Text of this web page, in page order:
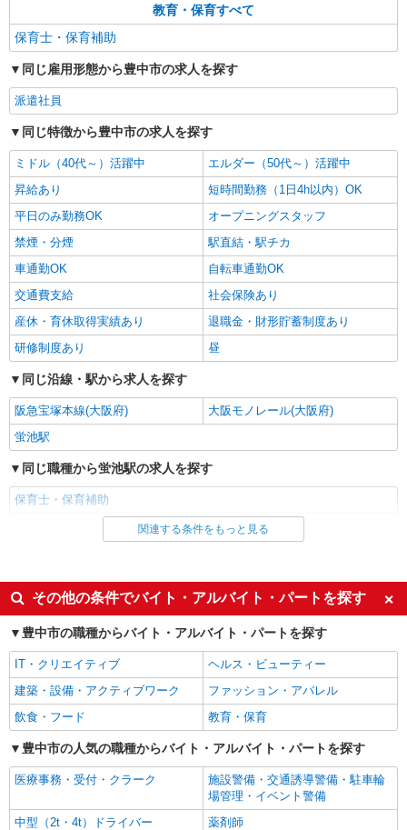
数、ご経験等により考慮 ※給与幅は経験・能力に
よる大阪府豊中市螢池中町3
キープ
正社員
ゆたか保育園
保育士
月給253,100円〜260,600円 ※見込年収
3,669,950円からとモチベーションアップ！ 【内
訳】 ・基本給215,000円〜222,500円 ・特別手当
5,000円〜5,000円 ・処遇改善加算手当23,100円〜
23,100円 ・時差勤務手当10,000円〜10,000円 【そ
の他の手当】 ・時間外手当（発生した場合） ・キ
ャリアアップ手当（研修やキャリアに応じて5,000
円〜39,000円）
大阪府豊中市中桜塚2-29-31
キープ 詳細を見る
派遣社員
セントスタッフ株式会社 大阪支店（10315)
保育士
時給1,300円〜1,600円＋交通費支給 ※勤務日
数、ご経験等により考慮 ※給与幅は経験・能力に
よる大阪府豊中市庄内幸町5
派遣社員
セントスタッフ株式会社 大阪支店（13045)
保育士
時給1,300円〜1,600円＋交通費支給 ※勤務日
キープ 詳細を見る
派遣社員
セントスタッフ株式会社 大阪支店（14844)
保育士
時給1,300円〜1,600円＋交通費支給 ※勤務日
よる
詳細を見る
教育・保育すべて
保育士・保育補助
同じ雇用形態から豊中市の求人を探す
派遣社員
同じ特徴から豊中市の求人を探す
ミドル（40代～）活躍中
エルダー（50代～）活躍中
昇給あり
短時間勤務（1日4h以内）OK
平日のみ勤務OK
オープニングスタッフ
禁煙・分煙
駅直結・駅チカ
車通勤OK
自転車通勤OK
交通費支給
社会保険あり
産休・育休取得実績あり
退職金・財形貯蓄制度あり
研修制度あり
昼
同じ沿線・駅から求人を探す
阪急宝塚本線(大阪府)
大阪モノレール(大阪府)
蛍池駅
同じ職種から蛍池駅の求人を探す
保育士・保育補助
同じ雇用形態から蛍池駅の求人を探す
同じ特徴から蛍池駅の求人を探す
ミドル（40代～）活躍中
エルダー（50代～）活躍中
昇給あり
短時間勤務（1日4h以内）OK
平日のみ勤務OK
オープニングスタッフ
禁煙・分煙
駅直結・駅チカ
車通勤OK
自転車通勤OK
交通費支給
社会保険あり
産休・育休取得実績あり
退職金・財形貯蓄制度あり
研修制度あり
昼
関連する条件をもっと見る
その他の条件でバイト・アルバイト・パートを探す
豊中市の職種からバイト・アルバイト・パートを探す
IT・クリエイティブ
ヘルス・ビューティー
建築・設備・アクティブワーク
ファッション・アパレル
飲食・フード
教育・保育
豊中市の人気の職種からバイト・アルバイト・パートを探す
医療事務・受付・クラーク
施設警備・交通誘導警備・駐車輪
場管理・イベント警備
中型（2t・4t）ドライバー
薬剤師